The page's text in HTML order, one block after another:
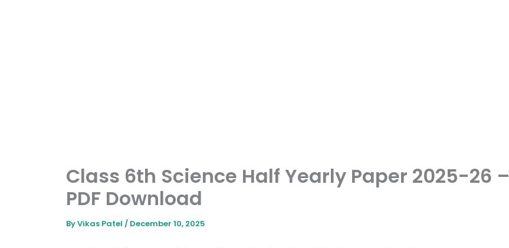
Class 6th Science Half Yearly Paper 2025-26 –
PDF Download
ByVikas Patel / December 10, 2025